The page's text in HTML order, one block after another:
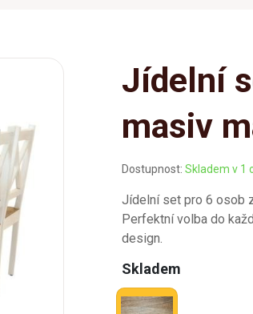
Jídelní
masiv
Dostupnost: Skladem v 1
Jídelní set pro 6 osob
Perfektní volba do
design.
Skladem